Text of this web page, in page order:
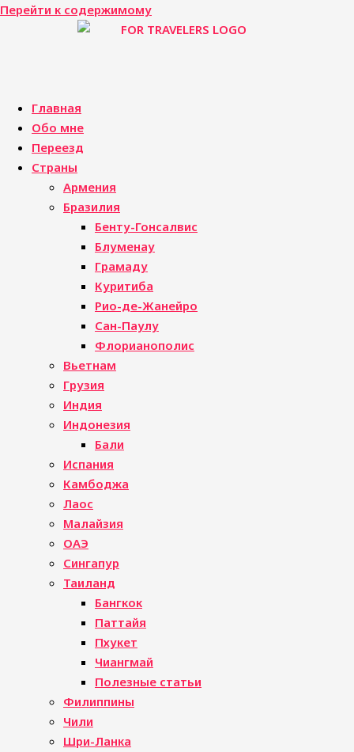
Перейти к содержимому
Главная
Обо мне
Переезд
Страны
Армения
Бразилия
Бенту-Гонсалвис
Блуменау
Грамаду
Куритиба
Рио-де-Жанейро
Сан-Паулу
Флорианополис
Вьетнам
Грузия
Индия
Индонезия
Бали
Испания
Камбоджа
Лаос
Малайзия
ОАЭ
Сингапур
Таиланд
Бангкок
Паттайя
Пхукет
Чиангмай
Полезные статьи
Филиппины
Чили
Шри-Ланка